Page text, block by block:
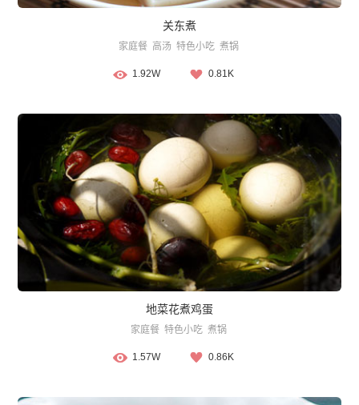
关东煮
家庭餐 高汤 特色小吃 煮锅
1.92W 0.81K
地菜花煮鸡蛋
家庭餐 特色小吃 煮锅
1.57W 0.86K